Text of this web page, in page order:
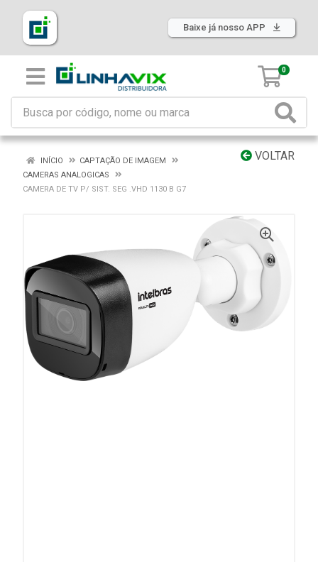
Baixe já nosso APP
0
VOLTAR
INÍCIO
CAPTAÇÃO DE IMAGEM
CAMERAS ANALOGICAS
CAMERA DE TV P/ SIST. SEG .VHD 1130 B G7